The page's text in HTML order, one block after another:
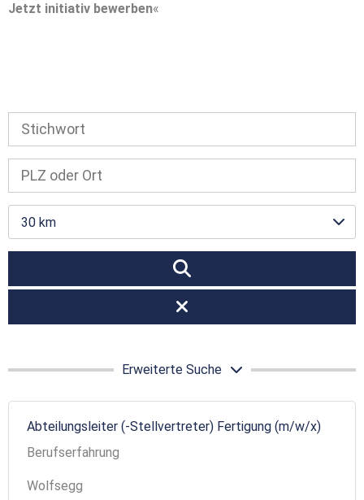
Jetzt initiativ bewerben
30 km
Erweiterte Suche
Abteilungsleiter (-Stellvertreter) Fertigung (m/w/x)
Berufserfahrung
Wolfsegg